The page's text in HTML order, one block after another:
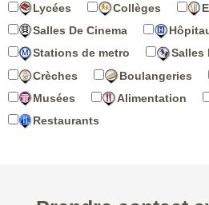
Lycées Collèges
Salles De Cinema
Stations de metro
Salles
Crèches
Boulangeries
Musées
Alimentation
Restaurants